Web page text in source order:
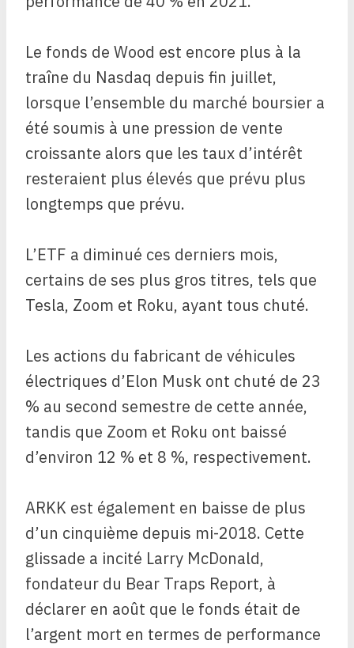
Le fonds de Wood est encore plus à la
traîne du Nasdaq depuis fin juillet,
lorsque l’ensemble du marché boursier a
été soumis à une pression de vente
croissante alors que les taux d’intérêt
resteraient plus élevés que prévu plus
longtemps que prévu.
L’ETF a diminué ces derniers mois,
certains de ses plus gros titres, tels que
Tesla, Zoom et Roku, ayant tous chuté.
Les actions du fabricant de véhicules
électriques d’Elon Musk ont ​​chuté de 23
% au second semestre de cette année,
tandis que Zoom et Roku ont baissé
d’environ 12 % et 8 %, respectivement.
ARKK est également en baisse de plus
d’un cinquième depuis mi-2018. Cette
glissade a incité Larry McDonald,
fondateur du Bear Traps Report, à
déclarer en août que le fonds était de
l’argent mort en termes de performance